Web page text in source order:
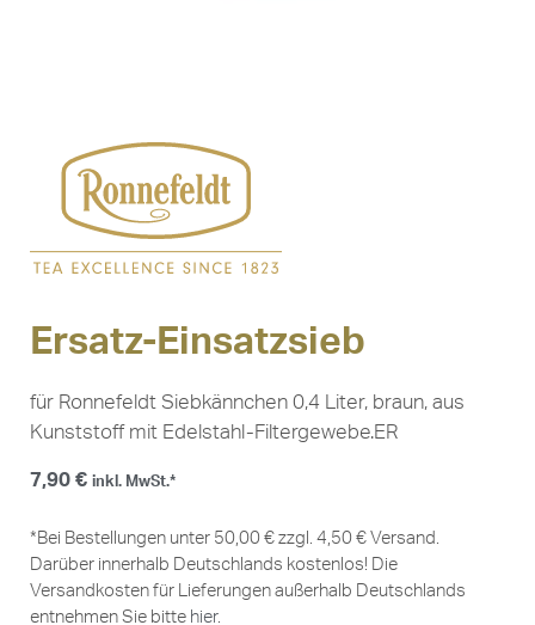
Ersatz-Einsatzsieb
für Ronnefeldt Siebkännchen 0,4 Liter, braun, aus
Kunststoff mit Edelstahl-Filtergewebe.ER
7,90 € inkl. MwSt.*
*Bei Bestellungen unter 50,00 € zzgl. 4,50 € Versand.
Darüber innerhalb Deutschlands kostenlos! Die
Versandkosten für Lieferungen außerhalb Deutschlands
entnehmen Sie bitte hier.